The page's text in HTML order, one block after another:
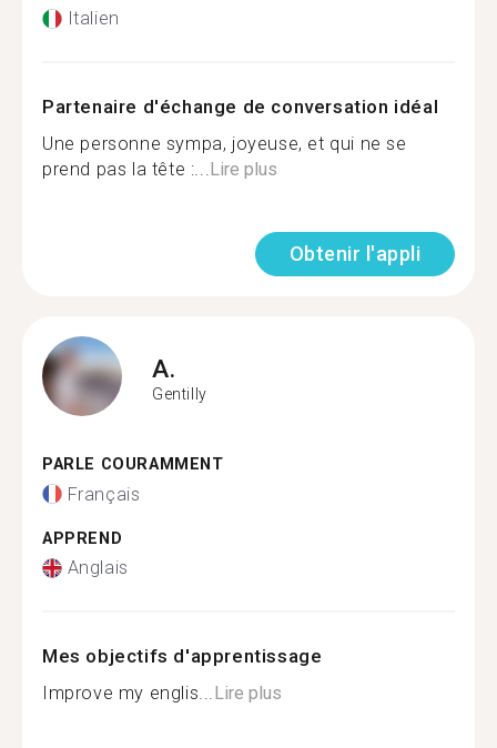
Italien
Partenaire d'échange de conversation idéal
Une personne sympa, joyeuse, et qui ne se
prend pas la tête :...Lire plus
Obtenir l'appli
A.
Gentilly
PARLE COURAMMENT
Français
APPREND
Anglais
Mes objectifs d'apprentissage
Improve my englis...Lire plus